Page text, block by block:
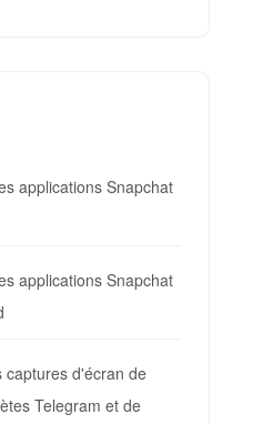
applications Snapchat
applications Snapchat
captures d'écran de
Telegram et de